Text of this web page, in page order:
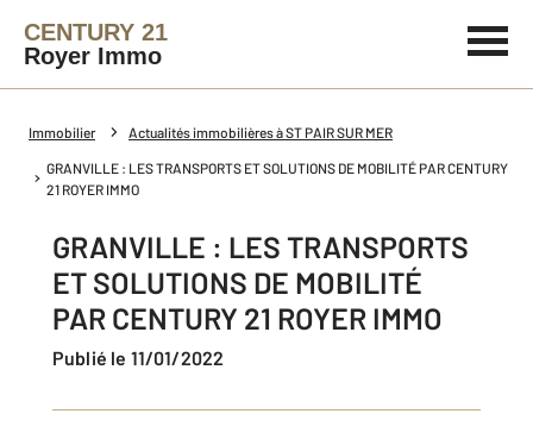
CENTURY 21
Royer Immo
Immobilier Actualités immobilières à ST PAIR SUR MER
GRANVILLE : LES TRANSPORTS ET SOLUTIONS DE MOBILITÉ PAR CENTURY
21 ROYER IMMO
GRANVILLE : LES TRANSPORTS
ET SOLUTIONS DE MOBILITÉ
PAR CENTURY 21 ROYER IMMO
Publié le 11/01/2022